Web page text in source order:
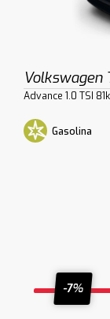
Volkswagen
Advance 1.0 TSI
Gasolina
-7%